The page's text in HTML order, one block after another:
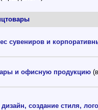
сувениров и
и офисную продукцию
создание стиля,